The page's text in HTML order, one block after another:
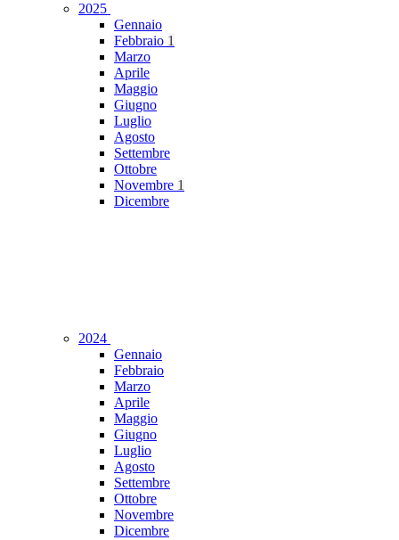
2025
Gennaio
Febbraio 1
Marzo
Aprile
Maggio
Giugno
Luglio
Agosto
Settembre
Ottobre
Novembre 1
Dicembre
2024
Gennaio
Febbraio
Marzo
Aprile
Maggio
Giugno
Luglio
Agosto
Settembre
Ottobre
Novembre
Dicembre